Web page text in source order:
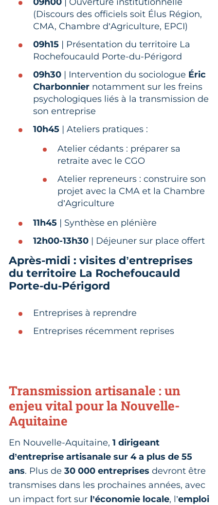
(Discours des officiels soit Élus Région,
CMA, Chambre d’Agriculture, EPCI)
09h15 | Présentation du territoire La
Rochefoucauld Porte-du-Périgord
09h30 | Intervention du sociologue Éric
Charbonnier notamment sur les freins
psychologiques liés à la transmission de
son entreprise
10h45 | Ateliers pratiques :
Atelier cédants : préparer sa
retraite avec le CGO
Atelier repreneurs : construire son
projet avec la CMA et la Chambre
d’Agriculture
11h45 | Synthèse en plénière
12h00-13h30 | Déjeuner sur place offert
Après-midi : visites d’entreprises
du territoire La Rochefoucauld
Porte-du-Périgord
Entreprises à reprendre
Entreprises récemment reprises
Transmission artisanale : un
enjeu vital pour la Nouvelle-
Aquitaine
En Nouvelle-Aquitaine, 1 dirigeant
d’entreprise artisanale sur 4 a plus de 55
ans. Plus de 30 000 entreprises devront être
transmises dans les prochaines années, avec
un impact fort sur l’économie locale, l’emploi